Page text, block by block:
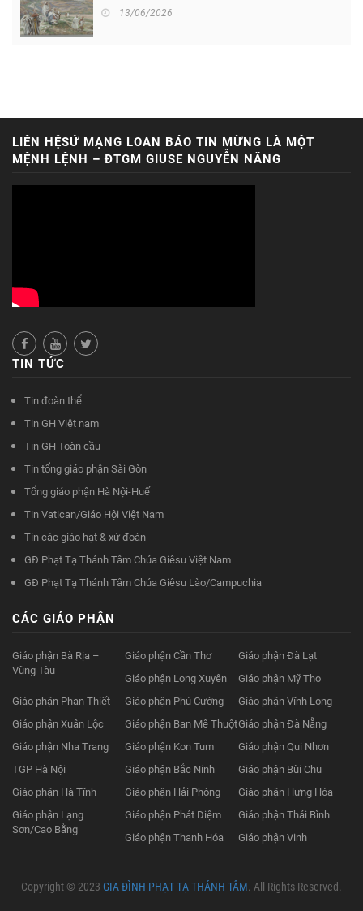
13/06/2026
LIÊN HỆSỨ MẠNG LOAN BÁO TIN MỪNG LÀ MỘT
MỆNH LỆNH – ĐTGM GIUSE NGUYỄN NĂNG
TIN TỨC
Tin đoàn thể
Tin GH Việt nam
Tin GH Toàn cầu
Tin tổng giáo phận Sài Gòn
Tổng giáo phận Hà Nội-Huế
Tin Vatican/Giáo Hội Việt Nam
Tin các giáo hạt & xứ đoàn
GĐ Phạt Tạ Thánh Tâm Chúa Giêsu Việt Nam
GĐ Phạt Tạ Thánh Tâm Chúa Giêsu Lào/Campuchia
CÁC GIÁO PHẬN
Giáo phận Bà Rịa –
Vũng Tàu
Giáo phận Cần Thơ
Giáo phận Đà Lạt
Giáo phận Long Xuyên
Giáo phận Mỹ Tho
Giáo phận Phan Thiết
Giáo phận Phú Cường
Giáo phận Vĩnh Long
Giáo phận Xuân Lộc
Giáo phận Ban Mê ThuộtGiáo phận Đà Nẵng
Giáo phận Nha Trang
Giáo phận Kon Tum
Giáo phận Qui Nhơn
TGP Hà Nội
Giáo phận Bắc Ninh
Giáo phận Bùi Chu
Giáo phận Hà Tĩnh
Giáo phận Hải Phòng
Giáo phận Hưng Hóa
Giáo phận Lạng
Sơn/Cao Bằng
Giáo phận Phát Diệm
Giáo phận Thái Bình
Giáo phận Thanh Hóa
Giáo phận Vinh
Copyright © 2023 GIA ĐÌNH PHẠT TẠ THÁNH TÂM. All Rights Reserved.